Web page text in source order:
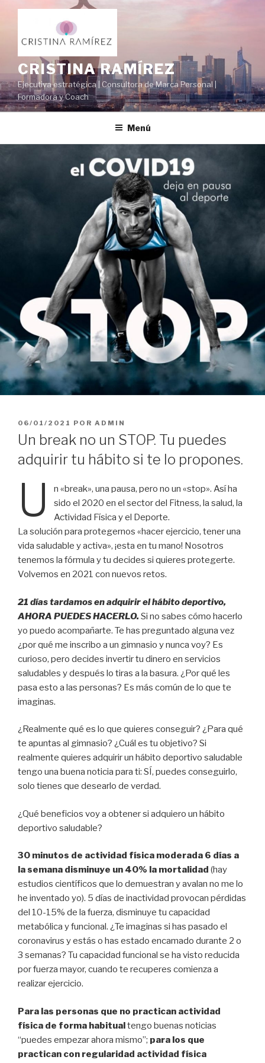
CRISTINA RAMÍREZ
Ejecutiva estratégica | Consultora de Marca Personal |
Formadora y Coach
Menú
06/01/2021 POR ADMIN
Un break no un STOP. Tu puedes
adquirir tu hábito si te lo propones.
U
n «break», una pausa, pero no un «stop». Así ha
sido el 2020 en el sector del Fitness, la salud, la
Actividad Física y el Deporte.
La solución para protegernos «hacer ejercicio, tener una
vida saludable y activa», ¡esta en tu mano! Nosotros
tenemos la fórmula y tu decides si quieres protegerte.
Volvemos en 2021 con nuevos retos.
21 días tardamos en adquirir el hábito deportivo,
AHORA PUEDES HACERLO. Si no sabes cómo hacerlo
yo puedo acompañarte. Te has preguntado alguna vez
¿por qué me inscribo a un gimnasio y nunca voy? Es
curioso, pero decides invertir tu dinero en servicios
saludables y después lo tiras a la basura. ¿Por qué les
pasa esto a las personas? Es más común de lo que te
imaginas.
¿Realmente qué es lo que quieres conseguir? ¿Para qué
te apuntas al gimnasio? ¿Cuál es tu objetivo? Si
realmente quieres adquirir un hábito deportivo saludable
tengo una buena noticia para ti: SÍ, puedes conseguirlo,
solo tienes que desearlo de verdad.
¿Qué beneficios voy a obtener si adquiero un hábito
deportivo saludable?
30 minutos de actividad física moderada 6 días a
la semana disminuye un 40% la mortalidad (hay
estudios científicos que lo demuestran y avalan no me lo
he inventado yo). 5 días de inactividad provocan pérdidas
del 10-15% de la fuerza, disminuye tu capacidad
metabólica y funcional. ¿Te imaginas si has pasado el
coronavirus y estás o has estado encamado durante 2 o
3 semanas? Tu capacidad funcional se ha visto reducida
por fuerza mayor, cuando te recuperes comienza a
realizar ejercicio.
Para las personas que no practican actividad
física de forma habitualtengo buenas noticias
“puedes empezar ahora mismo”; para los que
practican con regularidad actividad física